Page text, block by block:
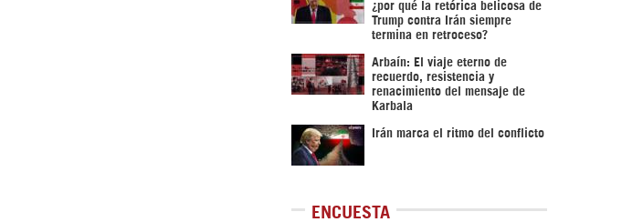
¿por qué la retórica belicosa de
Trump contra Irán siempre
termina en retroceso?
Arbaín: El viaje eterno de
recuerdo, resistencia y
renacimiento del mensaje de
Karbala
Irán marca el ritmo del conflicto
ENCUESTA